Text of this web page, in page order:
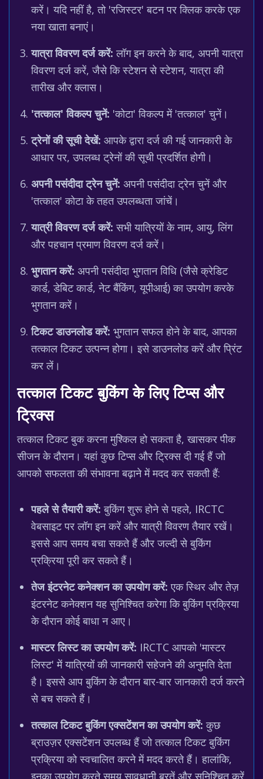
करें। यदि नहीं है, तो 'रजिस्टर' बटन पर क्लिक करके एक
नया खाता बनाएं।
यात्रा विवरण दर्ज करें: लॉग इन करने के बाद, अपनी यात्रा
विवरण दर्ज करें, जैसे कि स्टेशन से स्टेशन, यात्रा की
तारीख और क्लास।
'तत्काल' विकल्प चुनें: 'कोटा' विकल्प में 'तत्काल' चुनें।
ट्रेनों की सूची देखें: आपके द्वारा दर्ज की गई जानकारी के
आधार पर, उपलब्ध ट्रेनों की सूची प्रदर्शित होगी।
अपनी पसंदीदा ट्रेन चुनें: अपनी पसंदीदा ट्रेन चुनें और
'तत्काल' कोटा के तहत उपलब्धता जांचें।
यात्री विवरण दर्ज करें: सभी यात्रियों के नाम, आयु, लिंग
और पहचान प्रमाण विवरण दर्ज करें।
भुगतान करें: अपनी पसंदीदा भुगतान विधि (जैसे क्रेडिट
कार्ड, डेबिट कार्ड, नेट बैंकिंग, यूपीआई) का उपयोग करके
भुगतान करें।
टिकट डाउनलोड करें: भुगतान सफल होने के बाद, आपका
तत्काल टिकट उत्पन्न होगा। इसे डाउनलोड करें और प्रिंट
कर लें।
तत्काल टिकट बुकिंग के लिए टिप्स और
ट्रिक्स
तत्काल टिकट बुक करना मुश्किल हो सकता है, खासकर पीक
सीजन के दौरान। यहां कुछ टिप्स और ट्रिक्स दी गई हैं जो
आपको सफलता की संभावना बढ़ाने में मदद कर सकती हैं:
पहले से तैयारी करें: बुकिंग शुरू होने से पहले, IRCTC
वेबसाइट पर लॉग इन करें और यात्री विवरण तैयार रखें।
इससे आप समय बचा सकते हैं और जल्दी से बुकिंग
प्रक्रिया पूरी कर सकते हैं।
तेज इंटरनेट कनेक्शन का उपयोग करें: एक स्थिर और तेज़
इंटरनेट कनेक्शन यह सुनिश्चित करेगा कि बुकिंग प्रक्रिया
के दौरान कोई बाधा न आए।
मास्टर लिस्ट का उपयोग करें: IRCTC आपको 'मास्टर
लिस्ट' में यात्रियों की जानकारी सहेजने की अनुमति देता
है। इससे आप बुकिंग के दौरान बार-बार जानकारी दर्ज करने
से बच सकते हैं।
तत्काल टिकट बुकिंग एक्सटेंशन का उपयोग करें: कुछ
ब्राउज़र एक्सटेंशन उपलब्ध हैं जो तत्काल टिकट बुकिंग
प्रक्रिया को स्वचालित करने में मदद करते हैं। हालांकि,
इनका उपयोग करते समय सावधानी बरतें और सुनिश्चित करें